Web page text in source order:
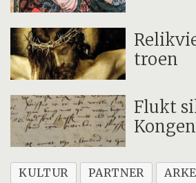
troen
Flukt
Kongen
KULTUR PARTNER